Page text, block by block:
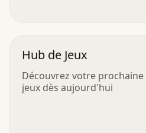
Hub de Jeux
Découvrez votre
jeux dès aujourd'hui